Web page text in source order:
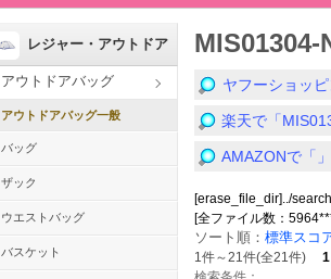
レジャー・アウトドア
アウトドアバッグ
アウトドアバッグ一般
バッグ
ザック
ウエストバッグ
バスケット
ヤフーショッ
楽天で「
AMAZONで「
[erase_file_dir]../
[全ファイル数：
ソート順： 標準スコ
1件～21件(全21件)
1